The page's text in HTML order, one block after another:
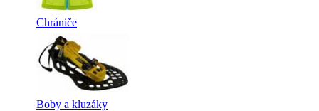
Chrániče
Boby a kluzáky